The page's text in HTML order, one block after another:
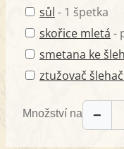
sůl - 1 špetka
skořice mletá -
smetana ke
ztužovač
Množství na −